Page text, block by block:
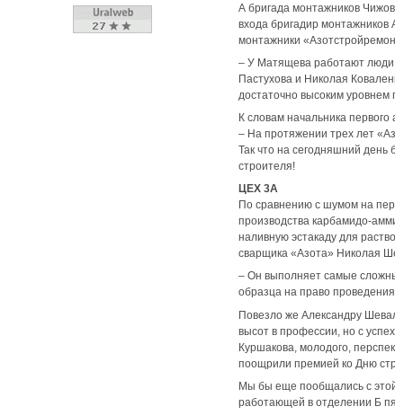
А бригада монтажников
входа бригадир монтажников
монтажники
– У Матящева работают люди
Пастухова и Николая
достаточно высоким
К словам начальника
– На протяжении трех лет
Так что на сегодняшний
строителя!
ЦЕХ 3А
По сравнению с шумом на
производства карбамидо-
наливную эстакаду для
сварщика «Азота» Николая
– Он выполняет самые
образца на право
Повезло же Александру
высот в профессии, но с
Куршакова, молодого,
поощрили премией ко Дню
Мы бы еще пообщались с этой
работающей в отделении Б